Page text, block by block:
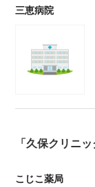
三恵病院
「久保クリニ
こじこ薬局